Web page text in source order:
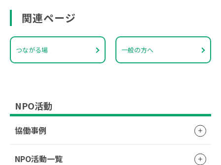
関連ページ
つながる場 一般の方へ
NPO活動
協働事例
NPO活動一覧